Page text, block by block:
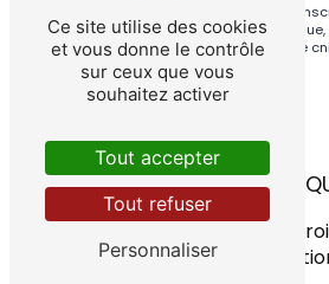
contentieux. Vous avez le droit de vous
d'opposition au démarchage
adresse:Bloctel.gouv.fr . Consultez le site
d’informations sur vos droits.
RECHERCHES
- 2026 - Tous
Mentions légales
Ce site utilise des cookies
et vous donne le contrôle
sur ceux que vous
souhaitez activer
Tout accepter
Tout refuser
Personnaliser